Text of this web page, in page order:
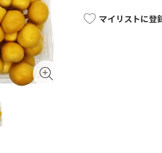
マイリストに登